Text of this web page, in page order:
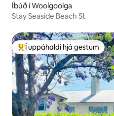
Íbúð í Woolgoolga
Stay Seaside Beach St
Í mestu uppáhaldi hjá gestum
Í uppáhaldi hjá gestum